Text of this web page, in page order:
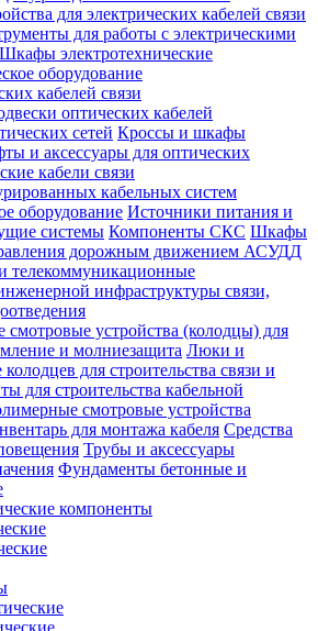
для электрических кабелей связи
для работы с электрическими
Шкафы электротехнические
оборудование
кабелей связи
оптических кабелей
сетей Кроссы и шкафы
и аксессуары для оптических
кабели связи
кабельных систем
оборудование Источники питания и
системы Компоненты СКС Шкафы
дорожным движением АСУДД
телекоммуникационные
инфраструктуры связи,
смотровые устройства (колодцы) для
и молниезащита Люки и
для строительства связи и
для строительства кабельной
смотровые устройства
для монтажа кабеля Средства
Трубы и аксессуары
Фундаменты бетонные и
компоненты